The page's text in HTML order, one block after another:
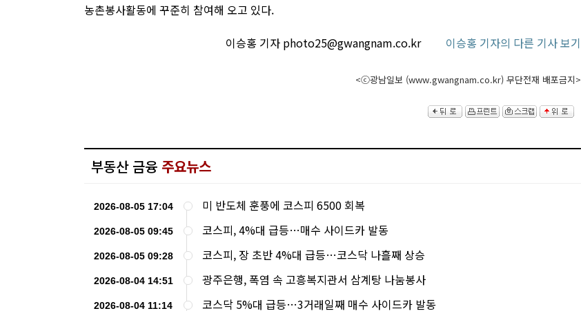
농촌봉사활동에 꾸준히 참여해 오고 있다.
이승홍 기자 photo25@gwangnam.co.kr
이승홍 기자의 다른 기사 보기
<ⓒ광남일보 (www.gwangnam.co.kr) 무단전재 배포금지>
부동산 금융 주요뉴스
2026-08-05 17:04 미 반도체 훈풍에 코스피 6500 회복
2026-08-05 09:45 코스피, 4%대 급등…매수 사이드카 발동
2026-08-05 09:28 코스피, 장 초반 4%대 급등…코스닥 나흘째 상승
2026-08-04 14:51 광주은행, 폭염 속 고흥복지관서 삼계탕 나눔봉사
2026-08-04 11:14 코스닥 5%대 급등…3거래일째 매수 사이드카 발동